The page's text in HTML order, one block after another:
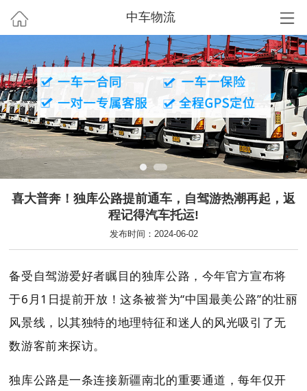
中车物流
喜大普奔！独库公路提前通车，自驾游热潮再起，返
程记得汽车托运!
发布时间：2024-06-02
备受自驾游爱好者瞩目的独库公路，今年官方宣布将
于6月1日提前开放！这条被誉为“中国最美公路”的壮丽
风景线，以其独特的地理特征和迷人的风光吸引了无
数游客前来探访。
独库公路是一条连接新疆南北的重要通道，每年仅开